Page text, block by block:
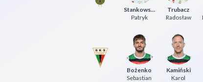
Stankowski
Patryk
Trubacz
Radosław
Bożenko
Sebastian
Kamiński
Karol